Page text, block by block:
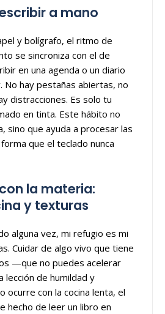
a mano
y bolígrafo, el ritmo de
se sincroniza con el de
en una agenda o un diario
No hay pestañas abiertas, no
distracciones. Es solo tu
en tinta. Este hábito no
sino que ayuda a procesar las
que el teclado nunca
la materia:
y texturas
alguna vez, mi refugio es mi
Cuidar de algo vivo que tiene
—que no puedes acelerar
lección de humildad y
ocurre con la cocina lenta, el
hecho de leer un libro en